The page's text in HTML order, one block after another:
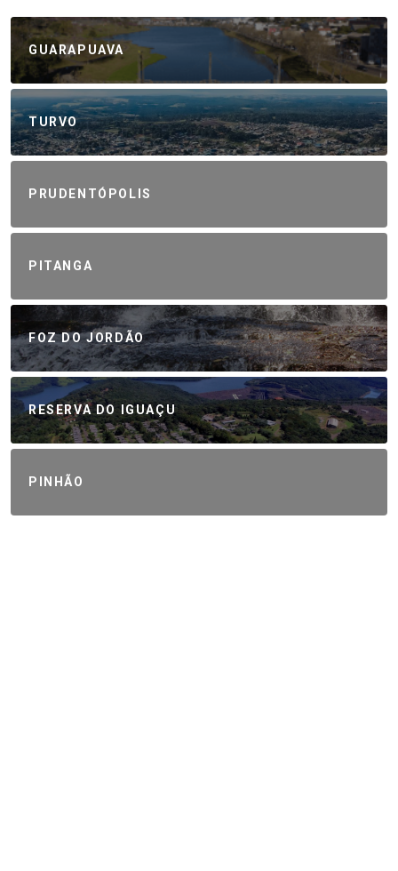
GUARAPUAVA
TURVO
PRUDENTÓPOLIS
PITANGA
FOZ DO JORDÃO
RESERVA DO IGUAÇU
PINHÃO